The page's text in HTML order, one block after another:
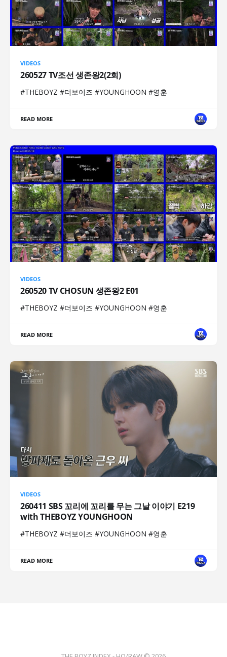
VIDEOS
260527 TV조선 생존왕2(2회)
#THEBOYZ #더보이즈 #YOUNGHOON #영훈
READ MORE
VIDEOS
260520 TV CHOSUN 생존왕2 E01
#THEBOYZ #더보이즈 #YOUNGHOON #영훈
READ MORE
VIDEOS
260411 SBS 꼬리에 꼬리를 무는 그날 이야기 E219
with THEBOYZ YOUNGHOON
#THEBOYZ #더보이즈 #YOUNGHOON #영훈
READ MORE